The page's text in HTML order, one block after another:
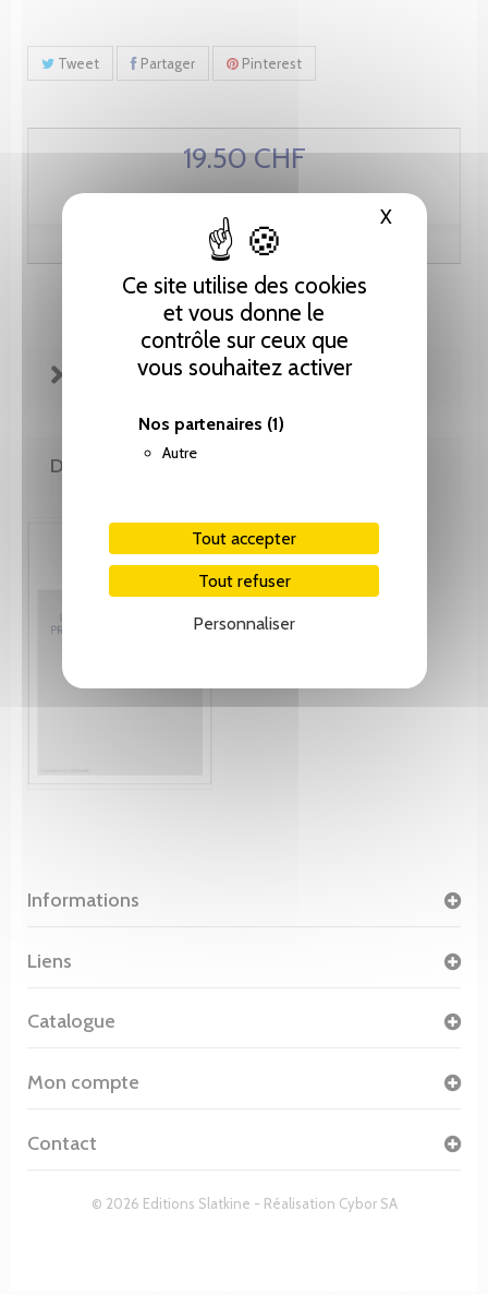
Ce site utilise des cookies
et vous donne le
contrôle sur ceux que
vous souhaitez activer
Nos partenaires (1)
Autre
Tout accepter
Tout refuser
Personnaliser
XMasquer
Tweet Partager Pinterest
19.50 CHF
FICHE TECHNIQUE
DE MÊME AUTEUR(E)
Informations
© 2026 Editions Slatkine - Réalisation Cybor SA
Liens
Catalogue
Mon compte
Contact